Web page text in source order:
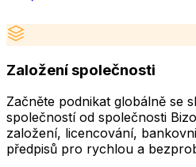
Založení společnosti
Začněte podnikat globálně se
společností od společnosti
založení, licencování,
předpisů pro rychlou a